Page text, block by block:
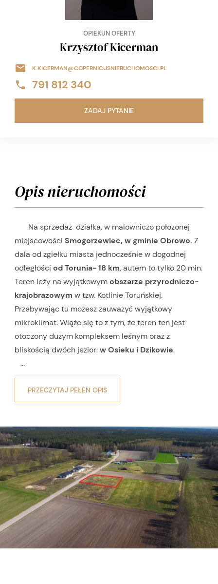
OPIEKUN OFERTY
Krzysztof Kicerman
K.KICERMAN@COPERNICUSNIERUCHOMOSCI.PL
791 812 340
ZADAJ PYTANIE
Opis nieruchomości
Na sprzedaż działka, w malowniczo położonej
miejscowości Smogorzewiec, w gminie Obrowo. Z
dala od zgiełku miasta jednocześnie w dogodnej
odległości od Torunia- 18 km, autem to tylko 20 min.
Teren leży na wyjątkowymobszarze przyrodniczo-
krajobrazowym w tzw. Kotlinie Toruńskiej.
Przebywając tu możesz zauważyć wyjątkowy
mikroklimat. Wiąże się to z tym, że teren ten jest
otoczony dużym kompleksem leśnym oraz z
bliskością dwóch jezior:w Osieku i Dzikowie.
...
PRZECZYTAJ PEŁEN OPIS